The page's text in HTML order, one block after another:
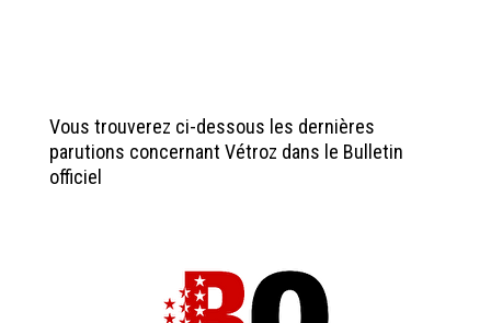
Vous trouverez ci-dessous les dernières
parutions concernant Vétroz dans le Bulletin
officiel